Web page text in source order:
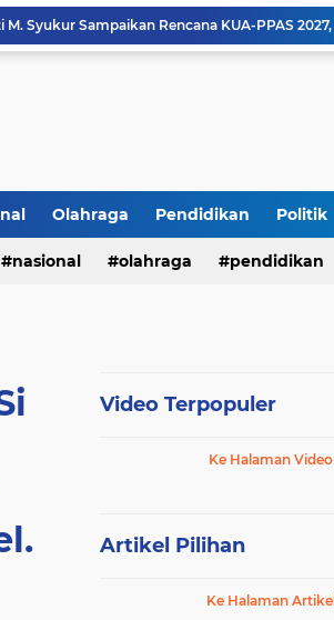
Olahraga Pendidikan Politik
nasional olahraga pendidikan
Video Terpopuler
Ke Halaman Video
Artikel Pilihan
Ke Halaman Artikel